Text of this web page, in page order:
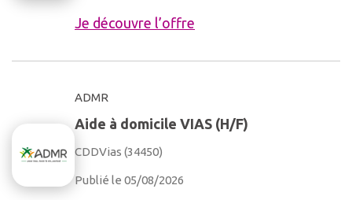
Je découvre l’offre
ADMR
Aide à domicile VIAS (H/F)
CDDVias (34450)
Publié le 05/08/2026